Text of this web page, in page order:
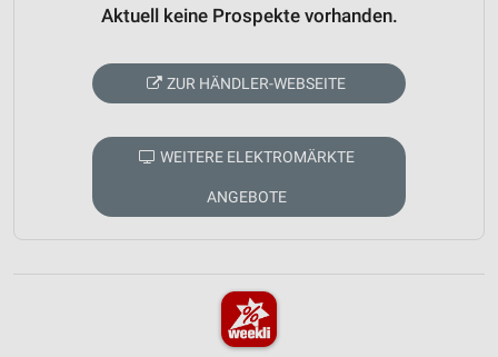
Aktuell keine Prospekte vorhanden.
ZUR HÄNDLER-WEBSEITE
WEITERE ELEKTROMÄRKTE
ANGEBOTE